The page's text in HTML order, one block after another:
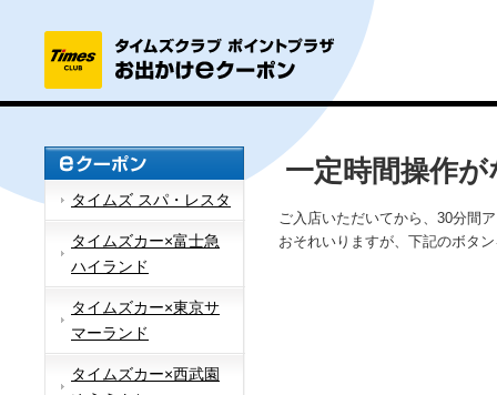
タイムズ スパ・レスタ
タイムズカー×富士急
ハイランド
タイムズカー×東京サ
マーランド
タイムズカー×西武園
一定時間操作
ご入店いただいてから、30分間
おそれいりますが、下記のボタ